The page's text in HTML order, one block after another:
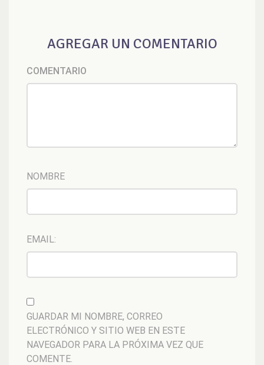
AGREGAR UN COMENTARIO
COMENTARIO
NOMBRE
EMAIL:
GUARDAR MI NOMBRE, CORREO
ELECTRÓNICO Y SITIO WEB EN ESTE
NAVEGADOR PARA LA PRÓXIMA VEZ QUE
COMENTE.